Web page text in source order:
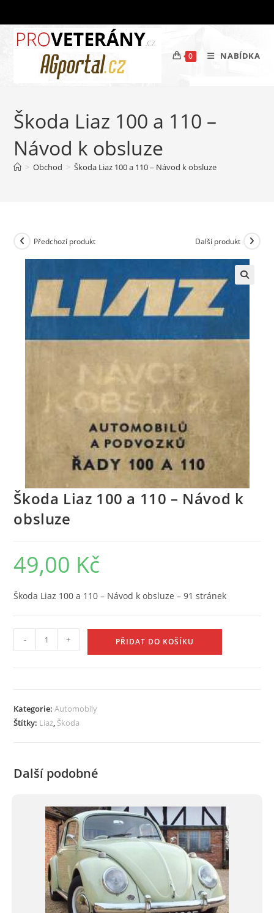
k
obsahu
0 NABÍDKA
Škoda Liaz 100 a 110 –
Návod k obsluze
> Obchod > Škoda Liaz 100 a 110 – Návod k obsluze
Předchozí produkt Další produkt
Škoda Liaz 100 a 110 – Návod k
obsluze
49,00 Kč
Škoda Liaz 100 a 110 – Návod k obsluze – 91 stránek
Liaz
-
Návod
množství
- + PŘIDAT DO KOŠÍKU
Kategorie:Automobily
Štítky: Liaz, Škoda
Další podobné